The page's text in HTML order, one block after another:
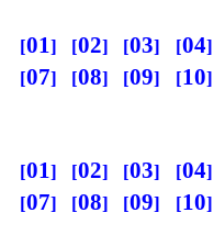
01 02 03 04
07
08 09 10
01 02 03 04
07
08 09 10